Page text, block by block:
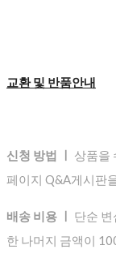
교환 및 반품안내
신청 방법 ㅣ 상품을
페이지 Q&A게시판
배송 비용 ㅣ
단순
한 나머지 금액이